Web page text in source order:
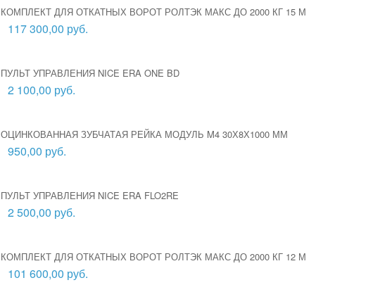
КОМПЛЕКТ ДЛЯ ОТКАТНЫХ ВОРОТ РОЛТЭК МАКС ДО 2000 КГ 15 М
117 300,00 руб.
ПУЛЬТ УПРАВЛЕНИЯ NICE ERA ONE BD
2 100,00 руб.
ОЦИНКОВАННАЯ ЗУБЧАТАЯ РЕЙКА МОДУЛЬ M4 30Х8Х1000 ММ
950,00 руб.
ПУЛЬТ УПРАВЛЕНИЯ NICE ERA FLO2RE
2 500,00 руб.
КОМПЛЕКТ ДЛЯ ОТКАТНЫХ ВОРОТ РОЛТЭК МАКС ДО 2000 КГ 12 М
101 600,00 руб.